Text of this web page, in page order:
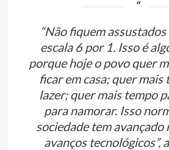
“Não fiquem
escala 6 por 1. Isso é
porque hoje o povo quer
ficar em casa; quer mais
lazer; quer mais tempo
para namorar. Isso
sociedade tem avançado
avanços tecnológicos”,